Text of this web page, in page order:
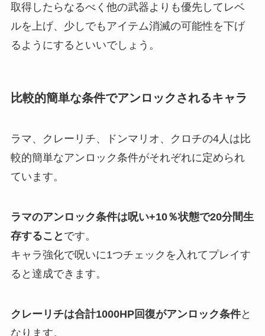
取得したらなるべく他の武器よりも優先してレベ
ルを上げ、少しでもアイテム消滅の可能性を下げ
るようにするといいでしょう。
比較的簡単な条件でアンロックされるキャラ
ラマ、クレーリチ、ドンマリオ、クロチの4人は比
較的簡単なアンロック条件がそれぞれに定められ
ています。
ラマのアンロック条件は呪い+10％状態で20分間生
存すること です。
キャラ強化で呪いに1つチェックを入れてプレイす
ると達成できます。
クレーリチは合計1000HP回復がアンロック条件と
なります。